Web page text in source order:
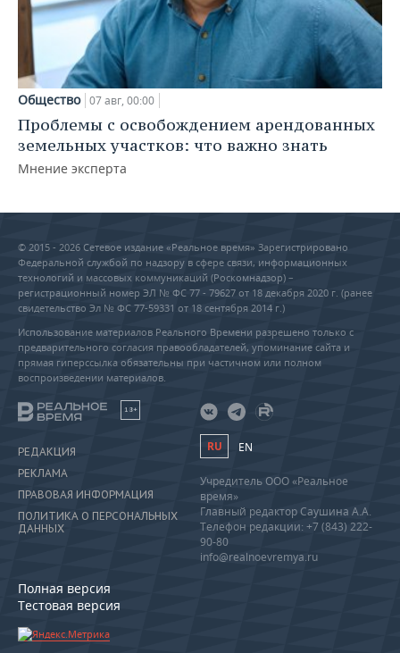
Общество 07 авг, 00:00
Проблемы с освобождением арендованных
земельных участков: что важно знать
Мнение эксперта
© 2015 - 2026 Сетевое издание «Реальное время» Зарегистрировано
Федеральной службой по надзору в сфере связи, информационных
технологий и массовых коммуникаций (Роскомнадзор) –
регистрационный номер ЭЛ № ФС 77 - 79627 от 18 декабря 2020 г. (ранее
свидетельство Эл № ФС 77-59331 от 18 сентября 2014 г.)
Использование материалов Реального Времени разрешено только с
предварительного согласия правообладателей, упоминание сайта и
прямая гиперссылка обязательны при частичном или полном
воспроизведении материалов.
18+
РЕДАКЦИЯ
РЕКЛАМА
ПРАВОВАЯ ИНФОРМАЦИЯ
ПОЛИТИКА О ПЕРСОНАЛЬНЫХ
ДАННЫХ
Полная версия
Тестовая версия
RU EN
Учредитель ООО «Реальное
время»
Главный редактор Саушина А.А.
Телефон редакции: +7 (843) 222-
90-80
info@realnoevremya.ru